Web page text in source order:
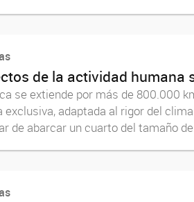
de la actividad
se extiende por más de 800.000
exclusiva, adaptada al rigor del
de abarcar un cuarto del tamaño